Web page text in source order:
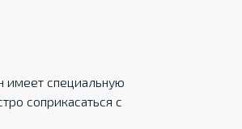
имеет специальную
соприкасаться с